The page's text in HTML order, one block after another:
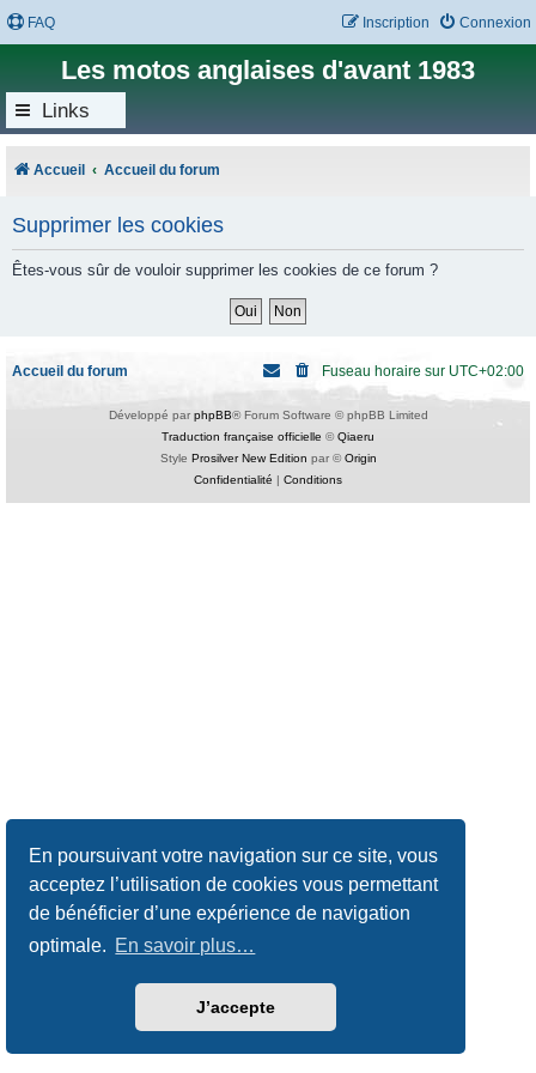
En poursuivant votre navigation sur ce site, vous
acceptez l’utilisation de cookies vous permettant
de bénéficier d’une expérience de navigation
optimale. En savoir plus…
J’accepte
FAQ Connexion
Inscription
Les motos anglaises d'avant 1983
Links
Accueil Accueil du forum
Supprimer les cookies
Êtes-vous sûr de vouloir supprimer les cookies de ce forum ?
Accueil du forum Fuseau horaire sur UTC+02:00
Développé par phpBB® Forum Software © phpBB Limited
Traduction française officielle ©Qiaeru
Style Prosilver New Edition par ©Origin
Confidentialité | Conditions